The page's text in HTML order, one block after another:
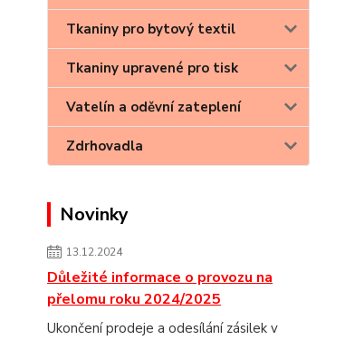
Tkaniny pro bytový textil
Tkaniny upravené pro tisk
Vatelín a oděvní zateplení
Zdrhovadla
Novinky
13.12.2024
Důležité informace o provozu na
přelomu roku 2024/2025
Ukončení prodeje a odesílání zásilek v